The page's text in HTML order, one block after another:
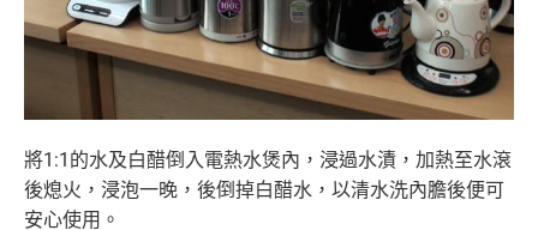
將1:1的水及白醋倒入電熱水煲內，浸過水漬， 加熱至水滾
後熄火，浸泡一晚，後倒掉白醋水， 以清水洗內膽後便可
安心使用。